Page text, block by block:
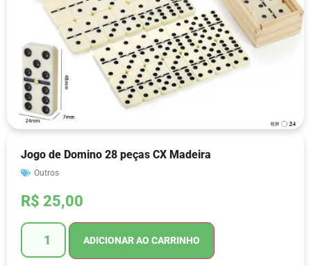
Jogo de Domino 28 peças CX Madeira
Outros
R$ 25,00
ADICIONAR AO CARRINHO